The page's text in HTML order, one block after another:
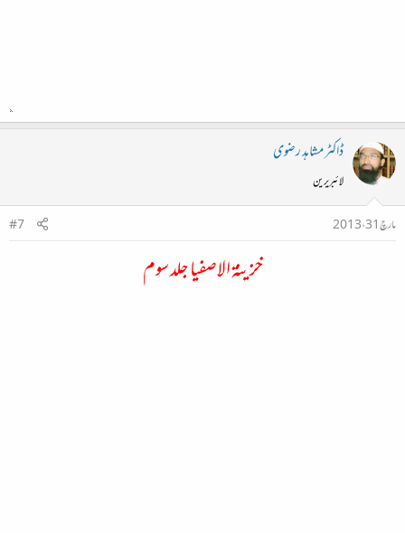
ڈاکٹر مشاہد رضوی
لائبریرین
مارچ 31، 2013
#7
خزینۃ الاصفیا جلد سوم